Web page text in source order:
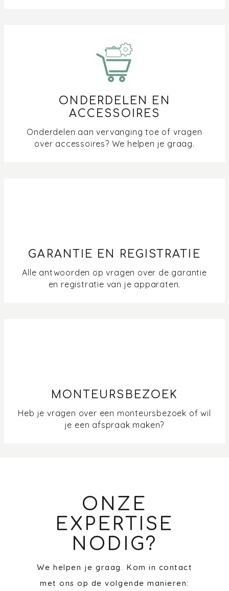
ONDERDELEN EN
ACCESSOIRES
Onderdelen aan vervanging toe of vragen
over accessoires? We helpen je graag.
GARANTIE EN REGISTRATIE
Alle antwoorden op vragen over de garantie
en registratie van je apparaten.
MONTEURSBEZOEK
Heb je vragen over een monteursbezoek of wil
je een afspraak maken?
ONZE
EXPERTISE
NODIG?
We helpen je graag. Kom in contact
met ons op de volgende manieren: